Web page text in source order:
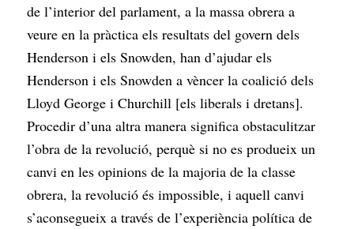
de l’interior del parlament, a la massa obrera a
veure en la pràctica els resultats del govern dels
Henderson i els Snowden, han d’ajudar els
Henderson i els Snowden a vèncer la coalició dels
Lloyd George i Churchill [els liberals i dretans].
Procedir d’una altra manera significa obstaculitzar
l’obra de la revolució, perquè si no es produeix un
canvi en les opinions de la majoria de la classe
obrera, la revolució és impossible, i aquell canvi
s’aconsegueix a través de l’experiència política de